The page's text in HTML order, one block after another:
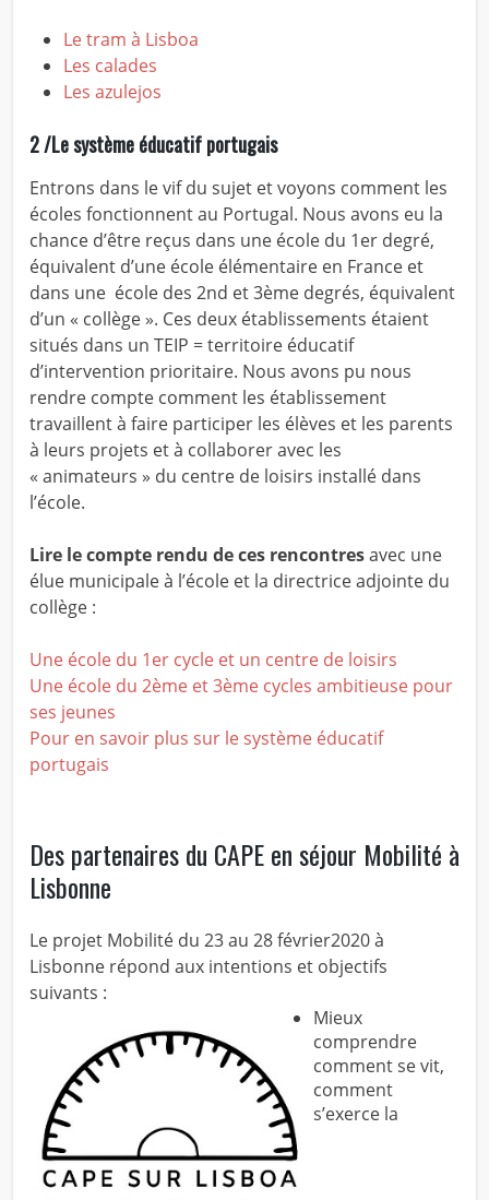
Le tram à Lisboa
Les calades
Les azulejos
2 /Le système éducatif portugais
Entrons dans le vif du sujet et voyons comment les
écoles fonctionnent au Portugal. Nous avons eu la
chance d’être reçus dans une école du 1er degré,
équivalent d’une école élémentaire en France et
dans une école des 2nd et 3ème degrés, équivalent
d’un « collège ». Ces deux établissements étaient
situés dans un TEIP = territoire éducatif
d’intervention prioritaire. Nous avons pu nous
rendre compte comment les établissement
travaillent à faire participer les élèves et les parents
à leurs projets et à collaborer avec les
« animateurs » du centre de loisirs installé dans
l’école.
Lire le compte rendu de ces rencontresavec une
élue municipale à l’école et la directrice adjointe du
collège :
Une école du 1er cycle et un centre de loisirs
Une école du 2ème et 3ème cycles ambitieuse pour
ses jeunes
Pour en savoir plus sur le système éducatif
portugais
Des partenaires du CAPE en séjour Mobilité à
Lisbonne
Le projet Mobilité du 23 au 28 février2020 à
Lisbonne répond aux intentions et objectifs
suivants :
Mieux
comprendre
comment se vit,
comment
s’exerce la